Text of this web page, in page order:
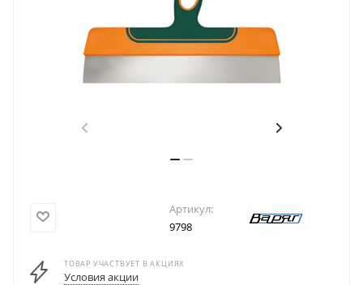
Артикул:
9798
ТОВАР УЧАСТВУЕТ В АКЦИЯХ
Условия акции